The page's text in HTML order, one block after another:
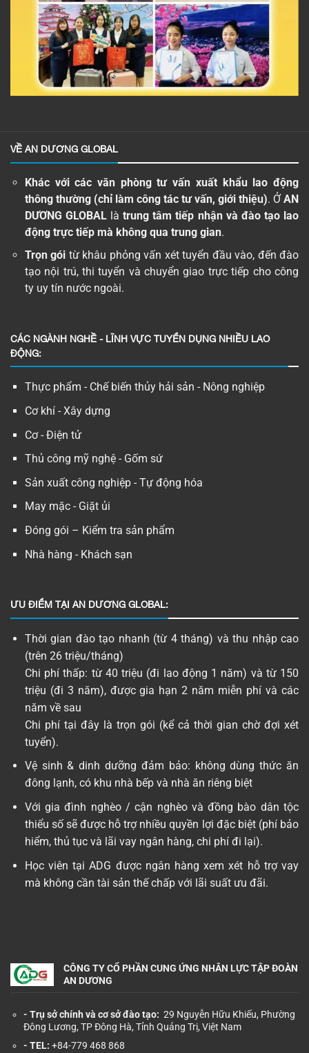
VỀ AN DƯƠNG GLOBAL
Khác với các văn phòng tư vấn xuất khẩu lao động
thông thường (chỉ làm công tác tư vấn, giới thiệu). ỞAN
DƯƠNG GLOBALlàtrung tâm tiếp nhận và đào tạo lao
động trực tiếp mà không qua trung gian.
Trọn gói từ khâu phỏng vấn xét tuyển đầu vào, đến đào
tạo nội trú, thi tuyển và chuyển giao trực tiếp cho công
ty uy tín nước ngoài.
CÁC NGÀNH NGHỀ - LĨNH VỰC TUYỂN DỤNG NHIỀU LAO
ĐỘNG:
Thực phẩm - Chế biến thủy hải sản - Nông nghiệp
Cơ khí - Xây dựng
Cơ - Điện tử
Thủ công mỹ nghệ - Gốm sứ
Sản xuất công nghiệp - Tự động hóa
May mặc - Giặt ủi
Đóng gói – Kiểm tra sản phẩm
Nhà hàng - Khách sạn
ƯU ĐIỂM TẠI AN DƯƠNG GLOBAL:
Thời gian đào tạo nhanh (từ 4 tháng) và thu nhập cao
(trên 26 triệu/tháng)
Chi phí thấp: từ 40 triệu (đi lao động 1 năm) và từ 150
triệu (đi 3 năm), được gia hạn 2 năm miễn phí và các
năm về sau
Chi phí tại đây là trọn gói (kể cả thời gian chờ đợi xét
tuyển).
Vệ sinh & dinh dưỡng đảm bảo: không dùng thức ăn
đông lạnh, có khu nhà bếp và nhà ăn riêng biệt
Với gia đình nghèo / cận nghèo và đồng bào dân tộc
thiểu số sẽ được hỗ trợ nhiều quyền lợi đặc biệt (phí bảo
hiểm, thủ tục và lãi vay ngân hàng, chi phí đi lại).
Học viên tại ADG được ngân hàng xem xét hỗ trợ vay
mà không cần tài sản thế chấp với lãi suất ưu đãi.
CÔNG TY CỔ PHẦN CUNG ỨNG NHÂN LỰC TẬP ĐOÀN
AN DƯƠNG
- Trụ sở chính và cơ sở đào tạo: 29 Nguyễn Hữu Khiếu, Phường
Đông Lương, TP Đông Hà, Tỉnh Quảng Trị, Việt Nam
- TEL: +84-779 468 868